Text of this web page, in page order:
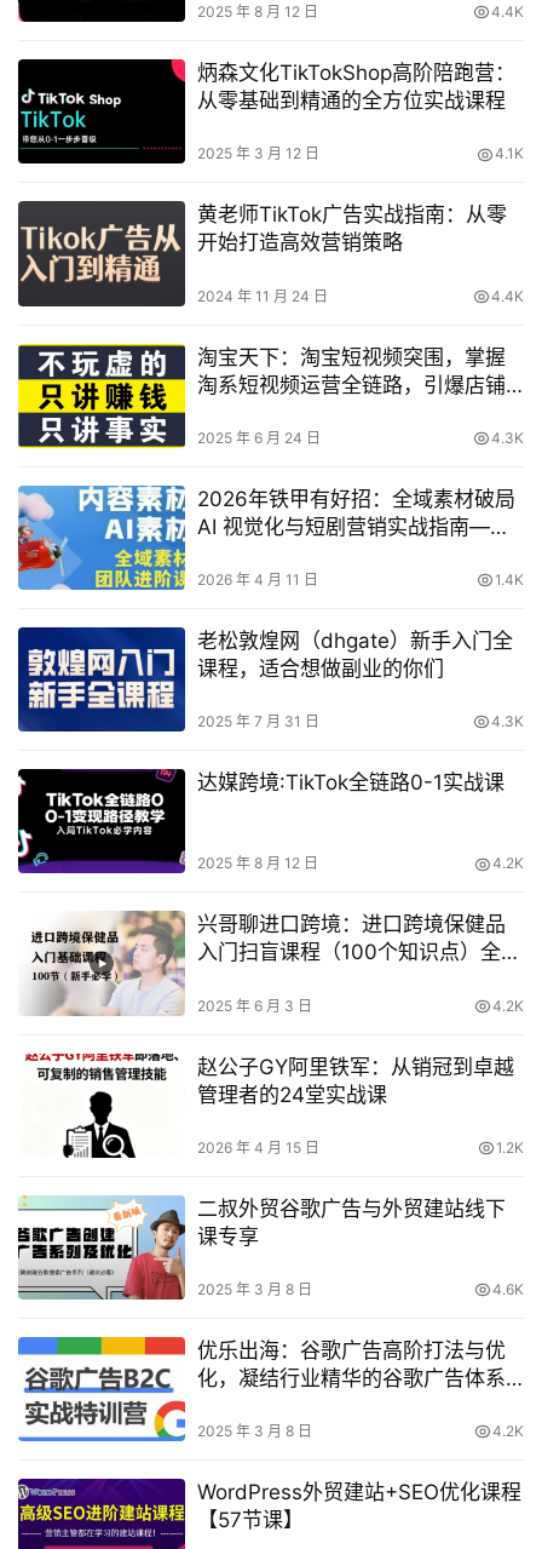
2025 年 8 月 12 日 4.4K
炳森文化TikTokShop高阶陪跑营：
从零基础到精通的全方位实战课程
2025 年 3 月 12 日 4.1K
黄老师TikTok广告实战指南：从零
开始打造高效营销策略
2024 年 11 月 24 日 4.4K
淘宝天下：淘宝短视频突围，掌握
淘系短视频运营全链路，引爆店铺
2025 年 6 月 24 日 4.3K
2026年铁甲有好招：全域素材破局
AI 视觉化与短剧营销实战指南——
能跑量的内容与投放策略
2026 年 4 月 11 日 1.4K
老松敦煌网（dhgate）新手入门全
课程，适合想做副业的你们
2025 年 7 月 31 日 4.3K
达媒跨境:TikTok全链路0-1实战课
2025 年 8 月 12 日 4.2K
兴哥聊进口跨境：进口跨境保健品
入门扫盲课程（100个知识点）全链
2025 年 6 月 3 日 4.2K
赵公子GY阿里铁军：从销冠到卓越
管理者的24堂实战课
2026 年 4 月 15 日 1.2K
二叔外贸谷歌广告与外贸建站线下
课专享
2025 年 3 月 8 日 4.6K
优乐出海：谷歌广告高阶打法与优
化，凝结行业精华的谷歌广告体系
2025 年 3 月 8 日 4.2K
WordPress外贸建站+SEO优化课程
【57节课】